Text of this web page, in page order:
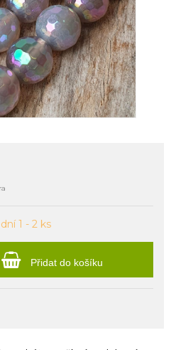
1 - 2 ks
Přidat do košíku